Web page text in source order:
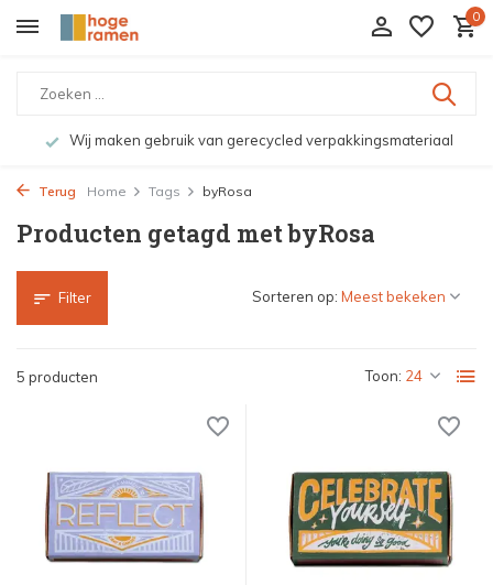
0
Wij maken gebruik van gerecycled verpakkingsmateriaal
Terug Home Tags byRosa
Producten getagd met byRosa
Filter
5 producten Toon:
Sorteren op: